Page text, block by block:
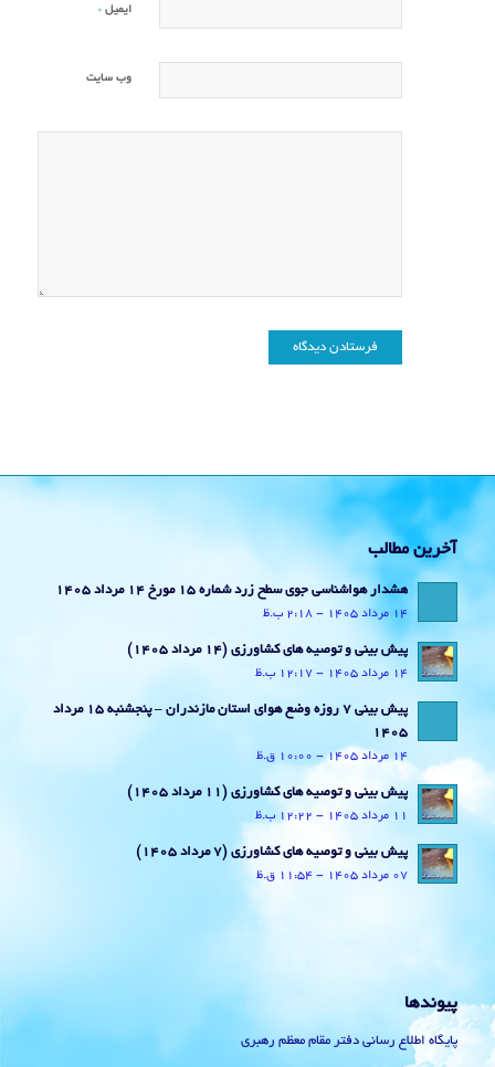
ایمیل *
وب‌ سایت
آخرین مطالب
هشدار هواشناسی جوی سطح زرد شماره 15 مورخ 14 مرداد 1405
14 مرداد 1405 - 2:18 ب.ظ
پیش بینی و توصیه های کشاورزی (14 مرداد ۱۴۰۵)
14 مرداد 1405 - 12:17 ب.ظ
پیش بینی 7 روزه وضع هوای استان مازندران – پنجشنبه 15 مرداد
1405
14 مرداد 1405 - 10:00 ق.ظ
پیش بینی و توصیه های کشاورزی (11 مرداد ۱۴۰۵)
11 مرداد 1405 - 12:22 ب.ظ
پیش بینی و توصیه های کشاورزی (7 مرداد ۱۴۰۵)
07 مرداد 1405 - 11:54 ق.ظ
پیوندها
پایگاه اطلاع رسانی دفتر مقام معظم رهبری